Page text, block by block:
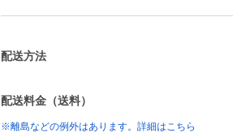
配送方法
配送料金（送料）
※離島などの例外はあります。詳細はこちら